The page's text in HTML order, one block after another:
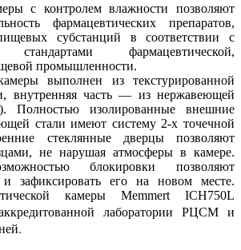
с контролем влажности позволяют
фармацевтических препаратов,
субстанций в соответствии с
стандартами фармацевтической,
промышленности.
выполнен из текстурированной
внутренняя часть — из нержавеющей
Полностью изолированные внешние
стали имеют систему 2-х точечной
стеклянные дверцы позволяют
не нарушая атмосферы в камере.
блокировки позволяют
зафиксировать его на новом месте.
камеры Memmert ICH750L
лаборатории РЦСМ и